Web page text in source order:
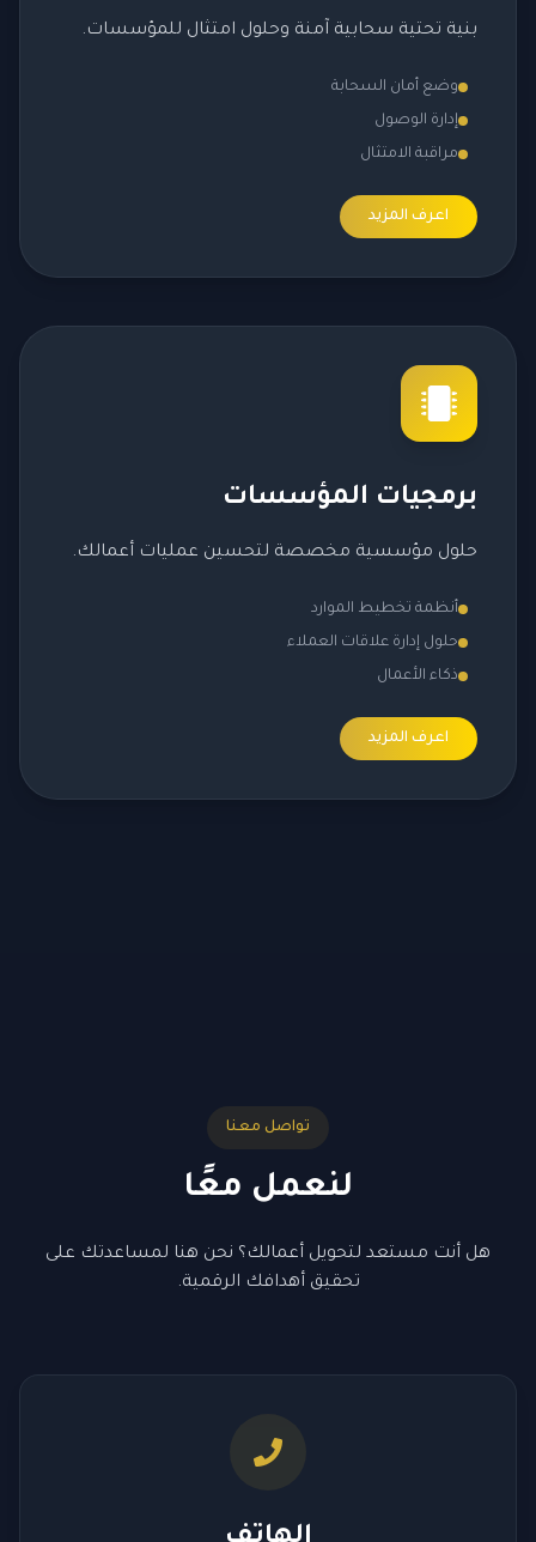
بنية تحتية سحابية آمنة وحلول امتثال للمؤسسات.
وضع أمان السحابة
إدارة الوصول
مراقبة الامتثال
اعرف المزيد
برمجيات المؤسسات
حلول مؤسسية مخصصة لتحسين عمليات أعمالك.
أنظمة تخطيط الموارد
حلول إدارة علاقات العملاء
ذكاء الأعمال
اعرف المزيد
تواصل معنا
لنعمل معًا
هل أنت مستعد لتحويل أعمالك؟ نحن هنا لمساعدتك على
تحقيق أهدافك الرقمية.